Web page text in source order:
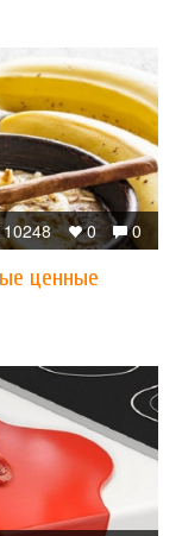
0
0
10248
ценные